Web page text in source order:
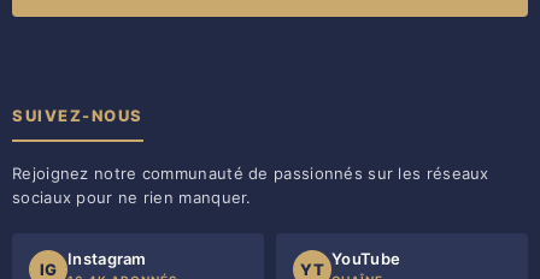
SUIVEZ-NOUS
Rejoignez notre communauté de passionnés sur les réseaux
sociaux pour ne rien manquer.
IG
Instagram
YT
YouTube